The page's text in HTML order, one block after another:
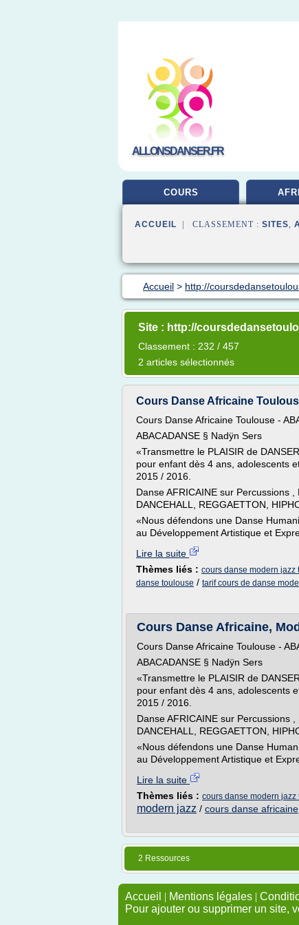
ALLONSDANSER.FR
COURS
ACCUEIL | CLASSEMENT : SITES,
Accueil > http://
Site : http://
Classement : 232 / 457
2 articles sélectionnés
Cours Danse Africaine
Cours Danse Africaine Toulouse -
ABACADANSE § Nadÿn Sers
«Transmettre le PLAISIR de
pour enfant dès 4 ans, adolescents
2015 / 2016.
Danse AFRICAINE sur Percussions
DANCEHALL, REGGAETTON,
«Nous défendons une Danse
au Développement Artistique et
Lire la suite
Thèmes liés : cours danse modern jazz
danse toulouse / tarif cours de danse
Cours Danse Africaine,
Cours Danse Africaine Toulouse -
ABACADANSE § Nadÿn Sers
«Transmettre le PLAISIR de
pour enfant dès 4 ans, adolescents
2015 / 2016.
Danse AFRICAINE sur Percussions
DANCEHALL, REGGAETTON,
«Nous défendons une Danse
au Développement Artistique et
Lire la suite
Thèmes liés : cours danse modern jazz
modern jazz / cours danse africaine
2 Ressources
Accueil | Mentions légales |
Pour ajouter ou supprimer un site,